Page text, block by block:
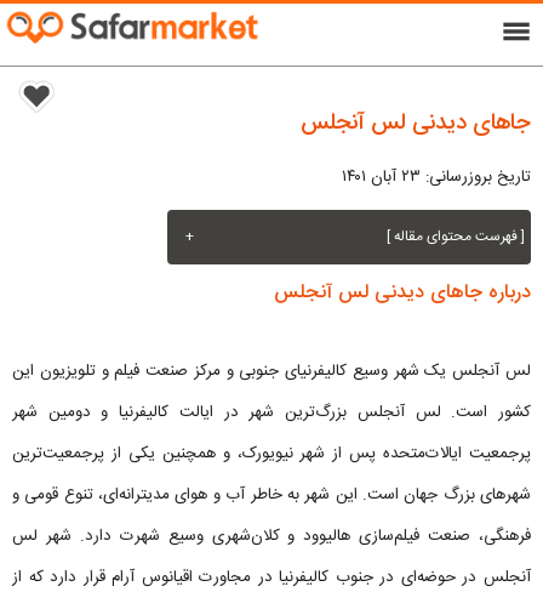
menu
جاهای دیدنی لس آنجلس
تاریخ بروزرسانی: ۲۳ آبان ۱۴۰۱
[ فهرست محتوای مقاله ] +
درباره جاهای دیدنی لس آنجلس
لس آنجلس یک شهر وسیع کالیفرنیای جنوبی و مرکز صنعت فیلم و تلویزیون این
کشور است. لس آنجلس بزرگ‌ترین شهر در ایالت کالیفرنیا و دومین شهر
پرجمعیت ایالات‌متحده پس از شهر نیویورک، و همچنین یکی از پرجمعیت‌ترین
شهرهای بزرگ جهان است. این شهر به خاطر آب و هوای مدیترانه‌ای، تنوع قومی و
فرهنگی، صنعت فیلم‌سازی هالیوود و کلان‌شهری وسیع شهرت دارد. شهر لس
آنجلس در حوضه‌ای در جنوب کالیفرنیا در مجاورت اقیانوس آرام قرار دارد که از